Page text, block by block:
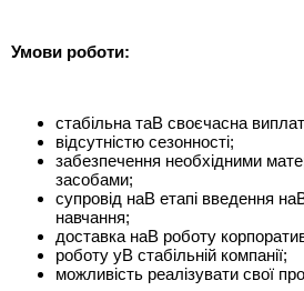
Умови роботи:
стабільна таВ своєчасна
відсутністю сезонності;
забезпечення необхідними
засобами;
супровід наВ етапі введення
навчання;
доставка наВ роботу
роботу уВ стабільній компанії;
можливість реалізувати свої